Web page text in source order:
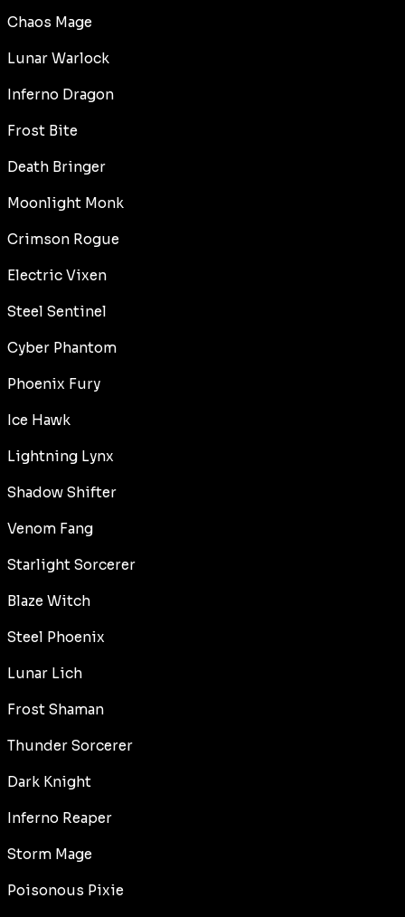
Chaos Mage
Lunar Warlock
Inferno Dragon
Frost Bite
Death Bringer
Moonlight Monk
Crimson Rogue
Electric Vixen
Steel Sentinel
Cyber Phantom
Phoenix Fury
Ice Hawk
Lightning Lynx
Shadow Shifter
Venom Fang
Starlight Sorcerer
Blaze Witch
Steel Phoenix
Lunar Lich
Frost Shaman
Thunder Sorcerer
Dark Knight
Inferno Reaper
Storm Mage
Poisonous Pixie